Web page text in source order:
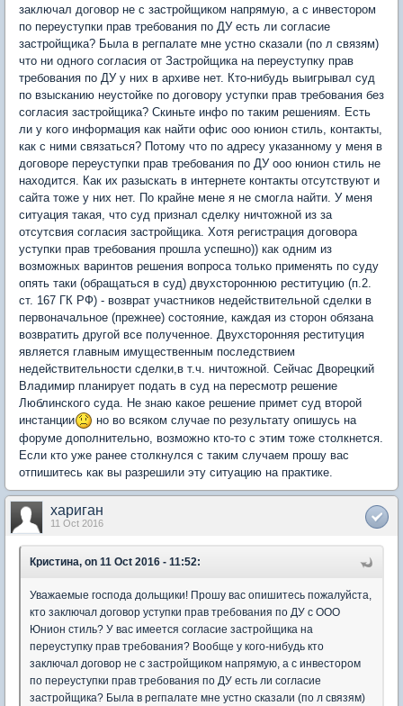
заключал договор не с застройщиком напрямую, а с инвестором
по переуступки прав требования по ДУ есть ли согласие
застройщика? Была в регпалате мне устно сказали (по л связям)
что ни одного согласия от Застройщика на переуступку прав
требования по ДУ у них в архиве нет. Кто-нибудь выигрывал суд
по взысканию неустойке по договору уступки прав требования без
согласия застройщика? Скиньте инфо по таким решениям. Есть
ли у кого информация как найти офис ооо юнион стиль, контакты,
как с ними связаться? Потому что по адресу указанному у меня в
договоре переуступки прав требования по ДУ ооо юнион стиль не
находится. Как их разыскать в интернете контакты отсутствуют и
сайта тоже у них нет. По крайне мене я не смогла найти. У меня
ситуация такая, что суд признал сделку ничтожной из за
отсутсвия согласия застройщика. Хотя регистрация договора
уступки прав требования прошла успешно)) как одним из
возможных варинтов решения вопроса только применять по суду
опять таки (обращаться в суд) двухстороннюю реституцию (п.2.
ст. 167 ГК РФ) - возврат участников недействительной сделки в
первоначальное (прежнее) состояние, каждая из сторон обязана
возвратить другой все полученное. Двухсторонняя реституция
является главным имущественным последствием
недействительности сделки,в т.ч. ничтожной. Сейчас Дворецкий
Владимир планирует подать в суд на пересмотр решение
Люблинского суда. Не знаю какое решение примет суд второй
инстанции
но во всяком случае по результату опишусь на
форуме дополнительно, возможно кто-то с этим тоже столкнется.
Если кто уже ранее столкнулся с таким случаем прошу вас
отпишитесь как вы разрешили эту ситуацию на практике.
хариган
11 Oct 2016
Кристина, on 11 Oct 2016 - 11:52:
Уважаемые господа дольщики! Прошу вас опишитесь пожалуйста,
кто заключал договор уступки прав требования по ДУ с ООО
Юнион стиль? У вас имеется согласие застройщика на
переуступку прав требования? Вообще у кого-нибудь кто
заключал договор не с застройщиком напрямую, а с инвестором
по переуступки прав требования по ДУ есть ли согласие
застройщика? Была в регпалате мне устно сказали (по л связям)